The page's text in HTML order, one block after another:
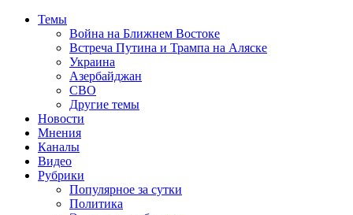
Темы
Война на Ближнем Востоке
Встреча Путина и Трампа на Аляске
Украина
Азербайджан
СВО
Другие темы
Новости
Мнения
Каналы
Видео
Рубрики
Популярное за сутки
Политика